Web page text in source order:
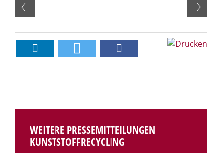
WEITERE PRESSEMITTEILUNGEN
KUNSTSTOFFRECYCLING